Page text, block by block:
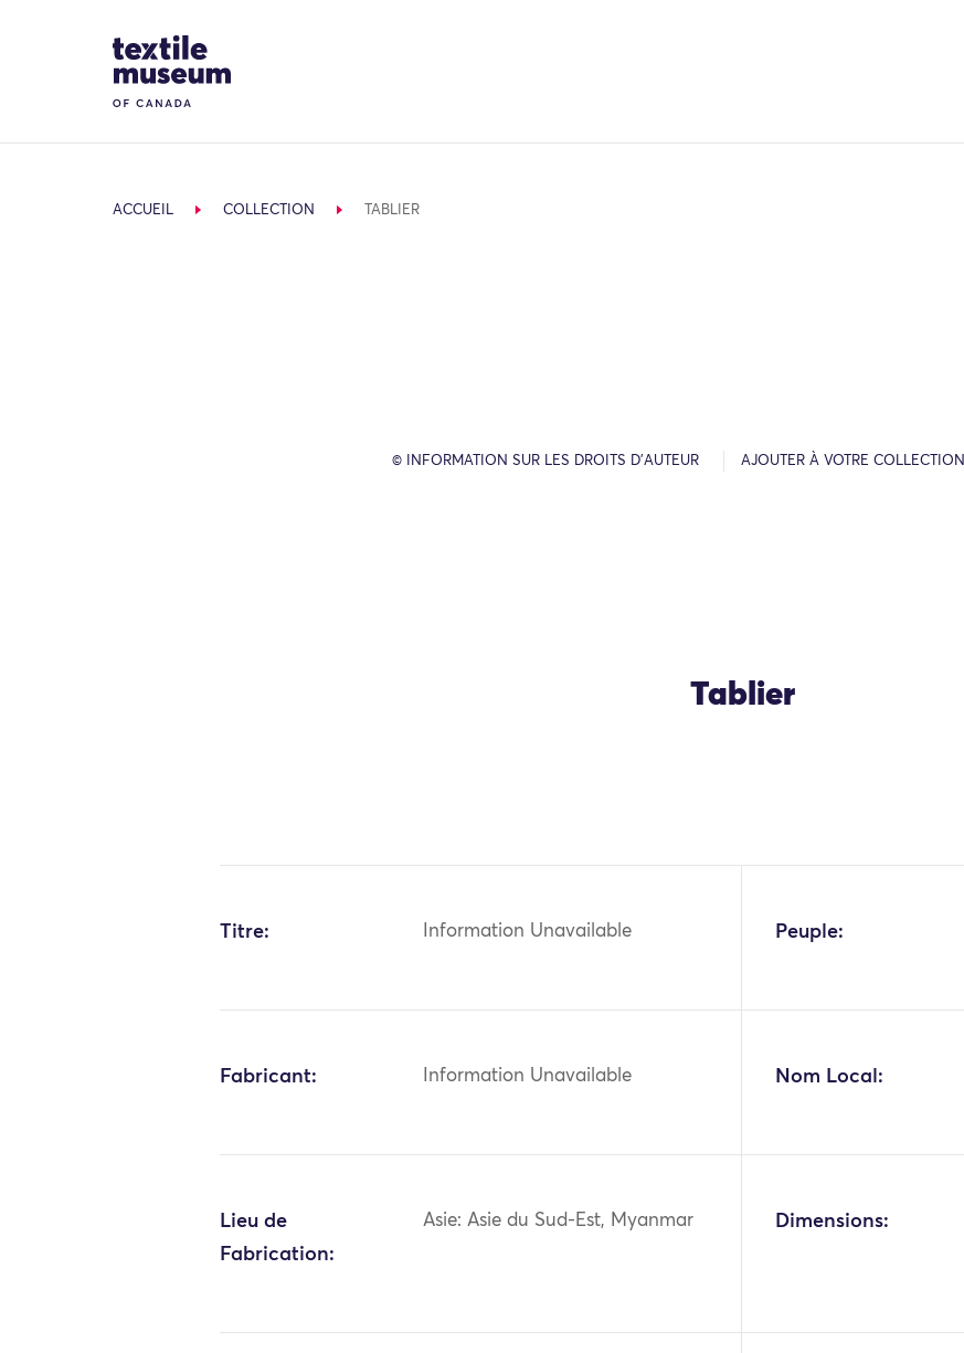
Site Logo
ACCUEIL COLLECTION TABLIER
© INFORMATION SUR LES DROITS D’AUTEUR AJOUTER À VOTRE COLLECTION
Tablier
Titre: Information Unavailable Peuple:
Fabricant: Information Unavailable Nom Local:
Lieu de
Fabrication:
Asie: Asie du Sud-Est, Myanmar Dimensions: